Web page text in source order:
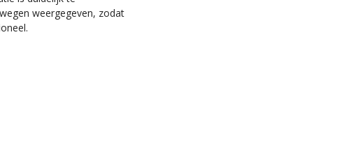
weergegeven, zodat